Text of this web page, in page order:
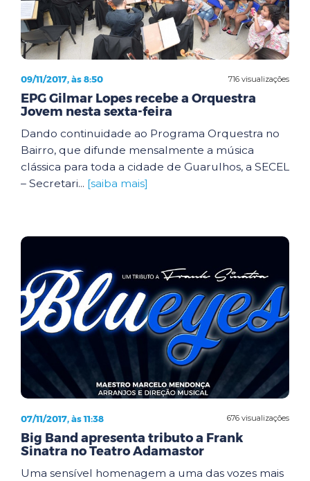
716 visualizações
09/11/2017, às 8:50
EPG Gilmar Lopes recebe a Orquestra
Jovem nesta sexta-feira
Dando continuidade ao Programa Orquestra no
Bairro, que difunde mensalmente a música
clássica para toda a cidade de Guarulhos, a SECEL
– Secretari... [saiba mais]
676 visualizações
07/11/2017, às 11:38
Big Band apresenta tributo a Frank
Sinatra no Teatro Adamastor
Uma sensível homenagem a uma das vozes mais